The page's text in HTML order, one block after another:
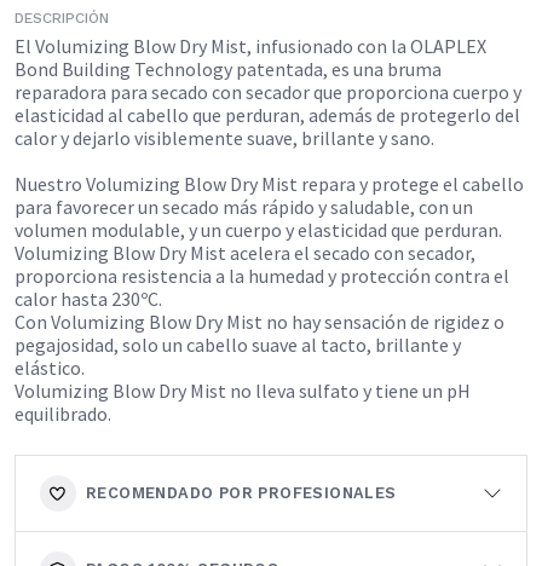
DESCRIPCIÓN
El Volumizing Blow Dry Mist, infusionado con la OLAPLEX
Bond Building Technology patentada, es una bruma
reparadora para secado con secador que proporciona cuerpo y
elasticidad al cabello que perduran, además de protegerlo del
calor y dejarlo visiblemente suave, brillante y sano.
Nuestro Volumizing Blow Dry Mist repara y protege el cabello
para favorecer un secado más rápido y saludable, con un
volumen modulable, y un cuerpo y elasticidad que perduran.
Volumizing Blow Dry Mist acelera el secado con secador,
proporciona resistencia a la humedad y protección contra el
calor hasta 230ºC.
Con Volumizing Blow Dry Mist no hay sensación de rigidez o
pegajosidad, solo un cabello suave al tacto, brillante y
elástico.
Volumizing Blow Dry Mist no lleva sulfato y tiene un pH
equilibrado.
RECOMENDADO POR PROFESIONALES